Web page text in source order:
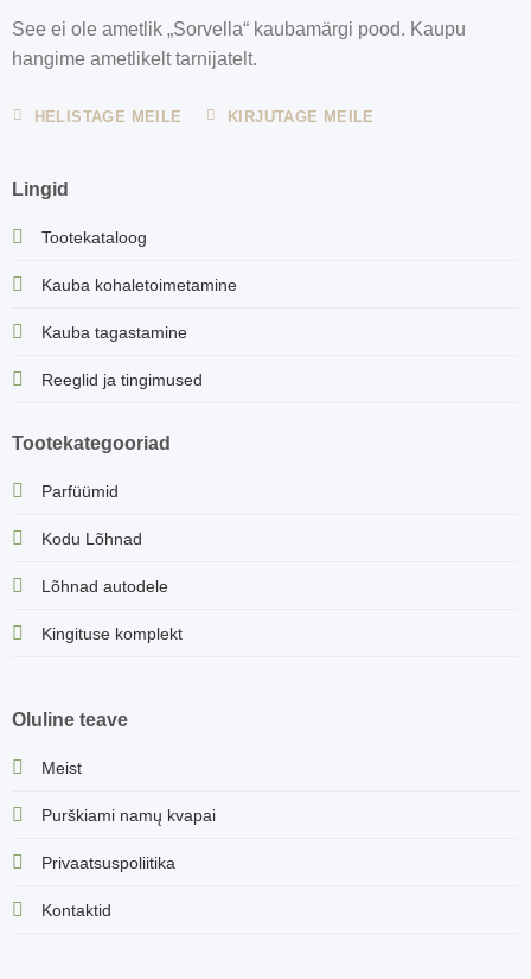
See ei ole ametlik „Sorvella“ kaubamärgi pood. Kaupu
hangime ametlikelt tarnijatelt.
HELISTAGE MEILE KIRJUTAGE MEILE
Lingid
Tootekataloog
Kauba kohaletoimetamine
Kauba tagastamine
Reeglid ja tingimused
Tootekategooriad
Parfüümid
Kodu Lõhnad
Lõhnad autodele
Kingituse komplekt
Oluline teave
Meist
Purškiami namų kvapai
Privaatsuspoliitika
Kontaktid